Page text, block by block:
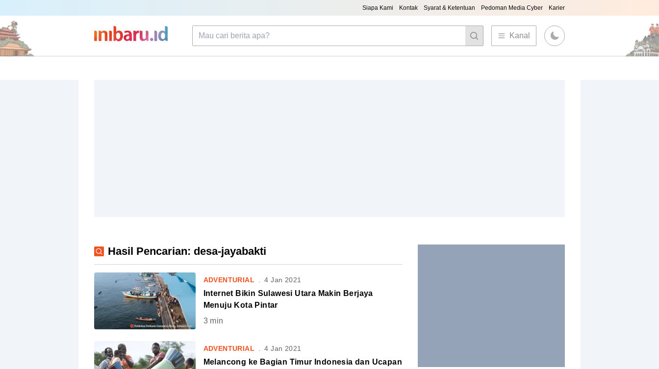
Siapa Kami Kontak Syarat & Ketentuan Pedoman Media Cyber Karier
Kanal
Hasil Pencarian: desa-jayabakti
ADVENTURIAL 4 Jan 2021
Internet Bikin Sulawesi Utara Makin Berjaya
Menuju Kota Pintar
3min
ADVENTURIAL . 4 Jan 2021
Melancong ke Bagian Timur Indonesia dan Ucapan